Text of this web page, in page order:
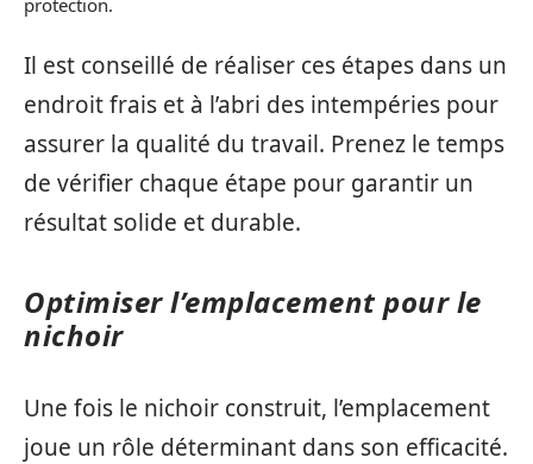
Il est conseillé de réaliser ces étapes dans un
endroit frais et à l’abri des intempéries pour
assurer la qualité du travail. Prenez le temps
de vérifier chaque étape pour garantir un
résultat solide et durable.
Optimiser l’emplacement pour le
nichoir
Une fois le nichoir construit, l’emplacement
joue un rôle déterminant dans son efficacité.